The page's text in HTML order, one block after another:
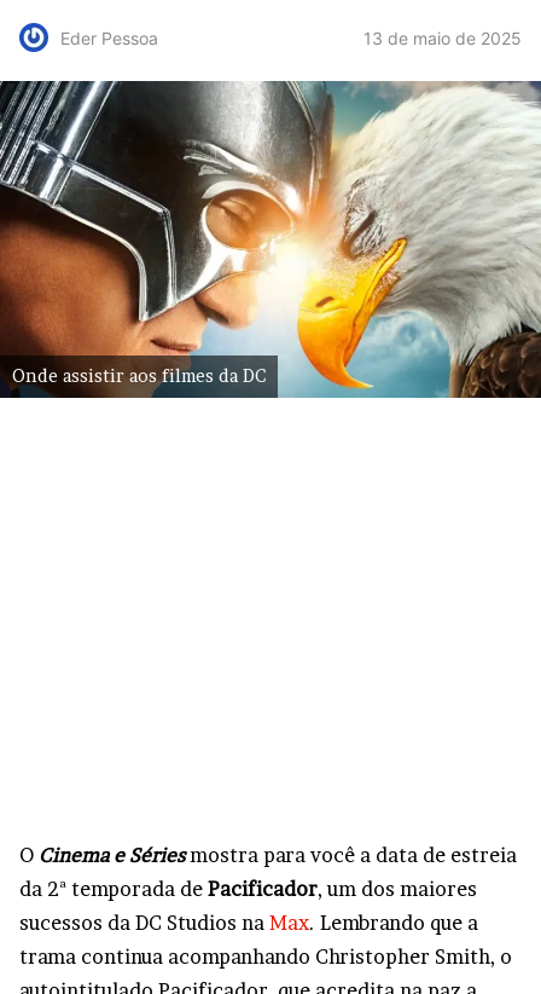
Eder Pessoa 13 de maio de 2025
Onde assistir aos filmes da DC
O Cinema e Sériesmostra para você a data de estreia
da 2ª temporada de Pacificador, um dos maiores
sucessos da DC Studios na Max. Lembrando que a
trama continua acompanhando Christopher Smith, o